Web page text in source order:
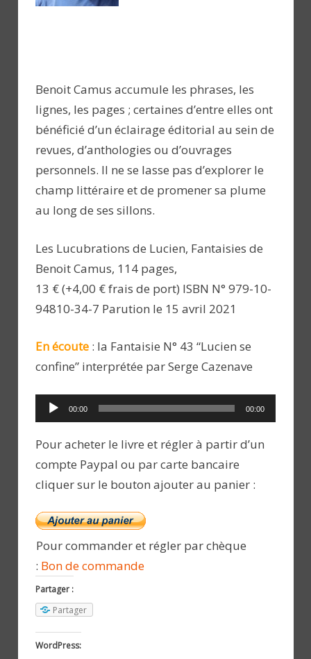
Benoit Camus accumule les phrases, les
lignes, les pages ; certaines d’entre elles ont
bénéficié d’un éclairage éditorial au sein de
revues, d’anthologies ou d’ouvrages
personnels. Il ne se lasse pas d’explorer le
champ littéraire et de promener sa plume
au long de ses sillons.
Les Lucubrations de Lucien, Fantaisies de
Benoit Camus, 114 pages,
13 € (+4,00 € frais de port) ISBN N° 979-10-
94810-34-7 Parution le 15 avril 2021
En écoute : la Fantaisie N° 43 “Lucien se
confine” interprétée par Serge Cazenave
Lecteur
audio
00:00 00:00
Pour acheter le livre et régler à partir d’un
compte Paypal ou par carte bancaire
cliquer sur le bouton ajouter au panier :
Pour commander et régler par chèque
: Bon de commande
Partager :
Partager
WordPress: